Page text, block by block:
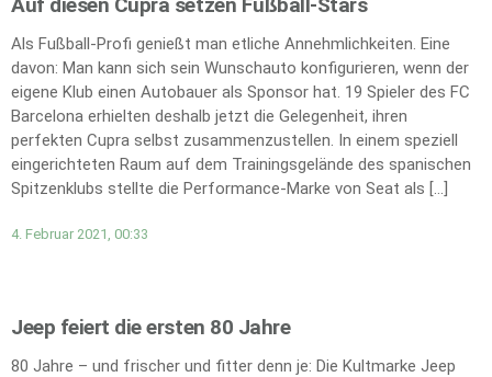
Auf diesen Cupra setzen Fußball-Stars
Als Fußball-Profi genießt man etliche Annehmlichkeiten. Eine
davon: Man kann sich sein Wunschauto konfigurieren, wenn der
eigene Klub einen Autobauer als Sponsor hat. 19 Spieler des FC
Barcelona erhielten deshalb jetzt die Gelegenheit, ihren
perfekten Cupra selbst zusammenzustellen. In einem speziell
eingerichteten Raum auf dem Trainingsgelände des spanischen
Spitzenklubs stellte die Performance-Marke von Seat als […]
4. Februar 2021, 00:33
Jeep feiert die ersten 80 Jahre
80 Jahre – und frischer und fitter denn je: Die Kultmarke Jeep